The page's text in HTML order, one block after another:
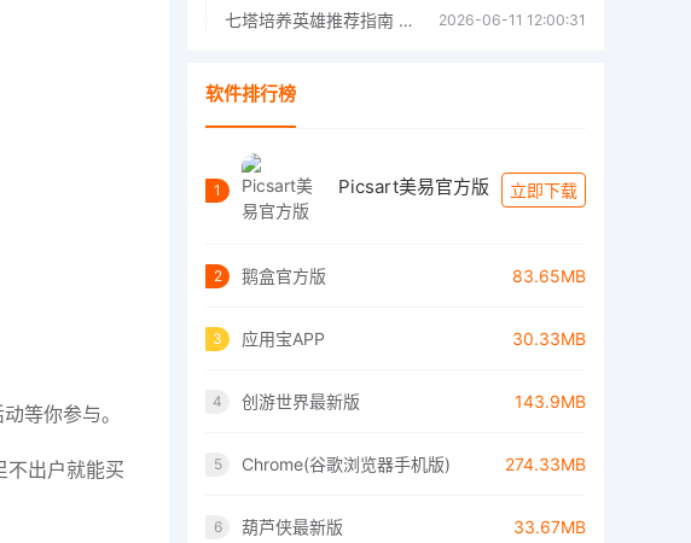
等你参与。
不出户就能买
七塔培养英雄推荐指南 七塔培养哪个英雄好 2026-06-11 12:00:31
软件排行榜
1 Picsart美易官方版 立即下载
2 鹅盒官方版 83.65MB
3 应用宝APP 30.33MB
4 创游世界最新版 143.9MB
5 Chrome(谷歌浏览器手机版) 274.33MB
6 葫芦侠最新版 33.67MB